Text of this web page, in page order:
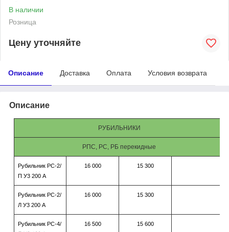
В наличии
Розница
Цену уточняйте
Описание Доставка Оплата Условия возврата
Описание
РУБИЛЬНИКИ
РПС, РС, РБ перекидные
Рубильник РС-2/
П У3 200 А
16 000 15 300
Рубильник РС-2/
Л У3 200 А
16 000 15 300
Рубильник РС-4/
16 500 15 600